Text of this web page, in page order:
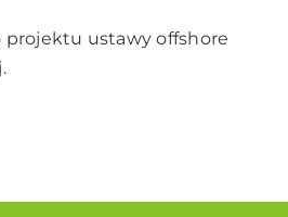
projektu ustawy offshore
.